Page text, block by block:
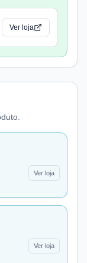
Ver loja
Ver loja
Ver loja